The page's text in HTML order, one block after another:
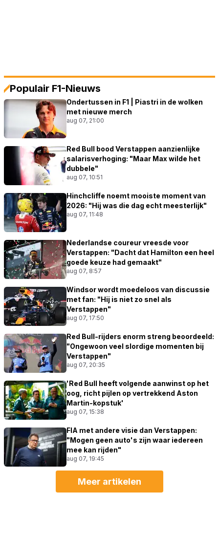
Populair F1-Nieuws
Ondertussen in F1 | Piastri in de wolken
met nieuwe merch
aug 07, 21:00
Red Bull bood Verstappen aanzienlijke
salarisverhoging: "Maar Max wilde het
dubbele"
aug 07, 10:51
Hinchcliffe noemt mooiste moment van
2026: "Hij was die dag echt meesterlijk"
aug 07, 11:48
Nederlandse coureur vreesde voor
Verstappen: "Dacht dat Hamilton een heel
goede keuze had gemaakt"
aug 07, 8:57
Windsor wordt moedeloos van discussie
met fan: "Hij is niet zo snel als
Verstappen"
aug 07, 17:50
Red Bull-rijders enorm streng beoordeeld:
"Ongewoon veel slordige momenten bij
Verstappen"
aug 07, 20:35
'Red Bull heeft volgende aanwinst op het
oog, richt pijlen op vertrekkend Aston
Martin-kopstuk'
aug 07, 15:38
FIA met andere visie dan Verstappen:
"Mogen geen auto's zijn waar iedereen
mee kan rijden"
aug 07, 19:45
Meer artikelen